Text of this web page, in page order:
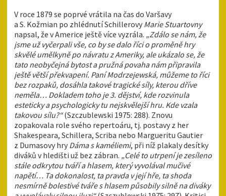
V roce 1879 se poprvé vrátila na čas do Varšavy
a S. Kožmian po zhlédnutí Schillerovy Marie Stuartovny
napsal, že v Americe ještě více vyzrála. „Zdálo se nám, že
jsme už vyčerpali vše, co by se dalo říci o proměně hry
skvělé umělkyně po návratu z Ameriky, ale ukázalo se, že
tato neobyčejná bytost a pružná povaha nám připravila
ještě větší překvapení. Paní Modrzejewská, můžeme to říci
bez rozpaků, dosáhla takové tragické síly, kterou dříve
neměla… Dokladem toho je 3. dějství, kde rozvinula
esteticky a psychologicky tu nejskvělejší hru. Kde vzala
takovou sílu?“(Szczublewski 1975: 288). Znovu
zopakovala role svého repertoáru, tj. postavy z her
Shakespeara, Schillera, Scriba nebo Margueritu Gautier
z Dumasovy hry Dáma s kaméliemi, při níž plakaly desítky
diváků v hledišti už bez zábran. „Celé to utrpení je zesíleno
stále odkrytou tváří a hlasem, který vyvolával mučivé
napětí… Ta dokonalost, ta pravda v její hře, ta shoda
nesmírně bolestivé tváře s hlasem působily silně na diváky